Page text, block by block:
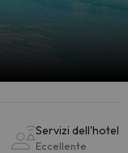
Servizi dell'hotel
Eccellente